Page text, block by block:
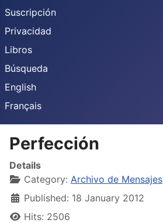
Suscripción
Privacidad
Libros
Búsqueda
English
Français
Perfección
Details
Category: Archivo de Mensajes
Published: 18 January 2012
Hits: 2506